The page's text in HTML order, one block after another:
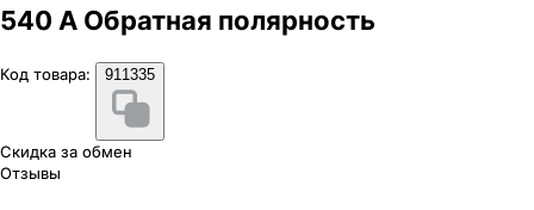
540 А Обратная полярность
Код товара: 911335
Скидка за обмен
Отзывы